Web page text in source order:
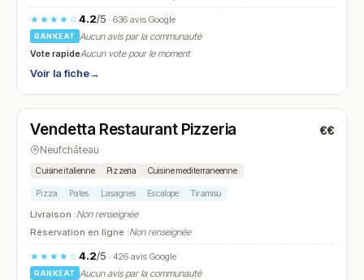
★★★★☆4.2/5· 636 avis Google
RANKEAT
Aucun avis par la communauté
Vote rapideAucun vote pour le moment
Voir la fiche→
N° 24
Vendetta Restaurant Pizzeria €€
Neufchâteau
Cuisine italienne Pizzeria Cuisine mediterraneenne
Pizza Pates Lasagnes Escalope Tiramisu
Livraison :Non renseignée
Réservation en ligne :Non renseignée
★★★★☆4.2/5· 426 avis Google
RANKEAT
Aucun avis par la communauté